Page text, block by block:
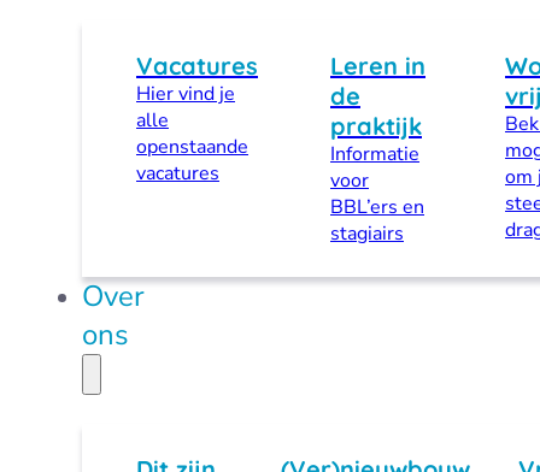
Vacatures
Hier vind je
alle
openstaande
vacatures
Leren in
de
praktijk
Informatie
voor
BBL’ers en
stagiairs
om
Over
ons